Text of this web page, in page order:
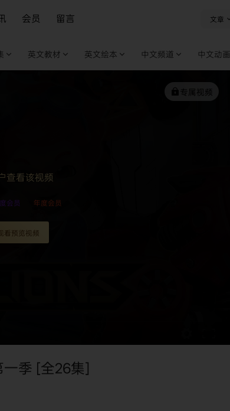
会员 留言 文章
英文教材 英文绘本 中文频道 中文动画
专属视频
查看该视频
会员 年度会员
看预览视频
一季 [全26集]